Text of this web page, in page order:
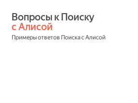
с Алисой
Примеры ответов Поиска с Алисой